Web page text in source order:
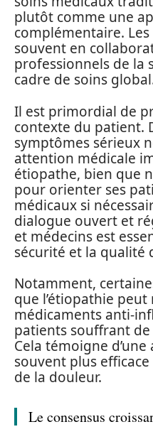
plutôt comme une
complémentaire.
souvent en
professionnels de la
cadre de soins
Il est primordial de
contexte du patient.
symptômes sérieux
attention médicale
étiopathe, bien que
pour orienter ses
médicaux si
dialogue ouvert et
et médecins est
sécurité et la qualité
Notamment,
que l’étiopathie
médicaments anti-
patients souffrant
Cela témoigne
souvent plus
de la douleur.
Le consensus